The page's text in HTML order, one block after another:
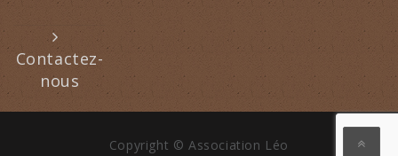
Contactez-
nous
Copyright © Association Léo